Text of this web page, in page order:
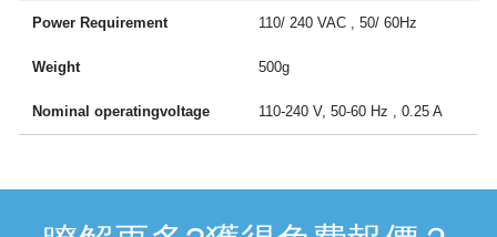
Power Requirement 110/ 240 VAC , 50/ 60Hz
Weight 500g
Nominal operatingvoltage 110-240 V, 50-60 Hz , 0.25 A